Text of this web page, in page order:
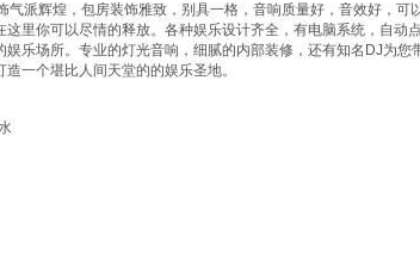
派辉煌，包房装饰雅致，别具一格，音响质量好，音效好，可
里你可以尽情的释放。各种娱乐设计齐全，有电脑系统，自动
乐场所。专业的灯光音响，细腻的内部装修，还有知名DJ为您
一个堪比人间天堂的的娱乐圣地。